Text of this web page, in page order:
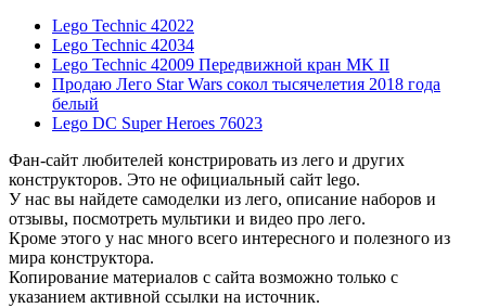
Lego Technic 42022
Lego Technic 42034
Lego Technic 42009 Передвижной кран MK II
Продаю Лего Star Wars сокол тысячелетия 2018 года
белый
Lego DC Super Heroes 76023
Фан-сайт любителей констрировать из лего и других
конструкторов. Это не официальный сайт lego.
У нас вы найдете самоделки из лего, описание наборов и
отзывы, посмотреть мультики и видео про лего.
Кроме этого у нас много всего интересного и полезного из
мира конструктора.
Копирование материалов с сайта возможно только с
указанием активной ссылки на источник.